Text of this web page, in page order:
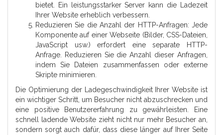
bietet. Ein leistungsstarker Server kann die Ladezeit
Ihrer Website erheblich verbessern.
Reduzieren Sie die Anzahl der HTTP-Anfragen: Jede
Komponente auf einer Webseite (Bilder, CSS-Dateien,
JavaScript usw.) erfordert eine separate HTTP-
Anfrage. Reduzieren Sie die Anzahl dieser Anfragen,
indem Sie Dateien zusammenfassen oder externe
Skripte minimieren.
Die Optimierung der Ladegeschwindigkeit Ihrer Website ist
ein wichtiger Schritt, um Besucher nicht abzuschrecken und
eine positive Benutzererfahrung zu gewährleisten. Eine
schnell ladende Website zieht nicht nur mehr Besucher an,
sondern sorgt auch dafür, dass diese länger auf Ihrer Seite